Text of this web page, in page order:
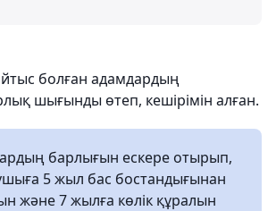
болған адамдардың
шығынды өтеп, кешірімін алған.
барлығын ескере отырып,
5 жыл бас бостандығынан
және 7 жылға көлік құралын